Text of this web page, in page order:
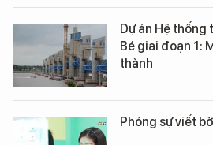
Dự án Hệ thống
Bé giai đoạn 1:
thành
Phóng sự viết